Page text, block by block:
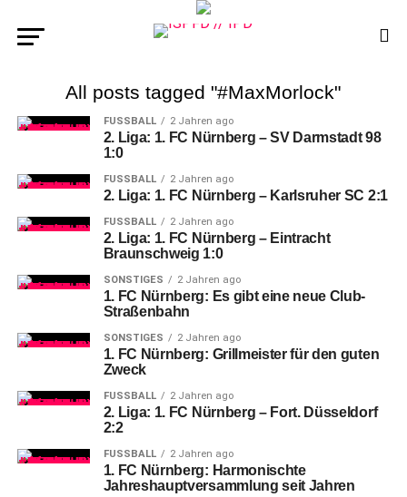
All posts tagged "#MaxMorlock"
FUSSBALL 2 Jahren ago
2. Liga: 1. FC Nürnberg – SV Darmstadt 98
1:0
FUSSBALL 2 Jahren ago
2. Liga: 1. FC Nürnberg – Karlsruher SC 2:1
FUSSBALL 2 Jahren ago
2. Liga: 1. FC Nürnberg – Eintracht
Braunschweig 1:0
SONSTIGES 2 Jahren ago
1. FC Nürnberg: Es gibt eine neue Club-
Straßenbahn
SONSTIGES 2 Jahren ago
1. FC Nürnberg: Grillmeister für den guten
Zweck
FUSSBALL 2 Jahren ago
2. Liga: 1. FC Nürnberg – Fort. Düsseldorf
2:2
FUSSBALL 2 Jahren ago
1. FC Nürnberg: Harmonischte
Jahreshauptversammlung seit Jahren